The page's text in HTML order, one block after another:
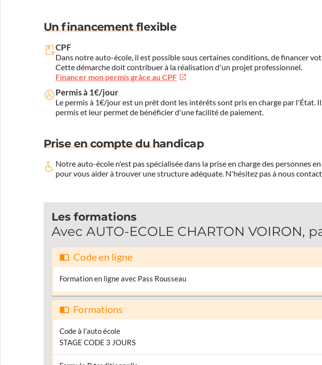
Un financement flexible
CPF
Dans notre auto-école, il est possible sous certaines conditions, de financer
Cette démarche doit contribuer à la réalisation d'un projet professionnel.
Financer mon permis grâce au CPF
Permis à 1€/jour
Le permis à 1€/jour est un prêt dont les intérêts sont pris en charge par l'État.
permis et leur permet de bénéficier d'une facilité de paiement.
Prise en compte du handicap
Notre auto-école n'est pas spécialisée dans la prise en charge des personnes
pour vous aider à trouver une structure adéquate. N'hésitez pas à nous
Les formations
Avec AUTO-ECOLE CHARTON
Code en ligne
Formation en ligne avec Pass Rousseau
Formations
Code à l'auto école
STAGE CODE 3 JOURS